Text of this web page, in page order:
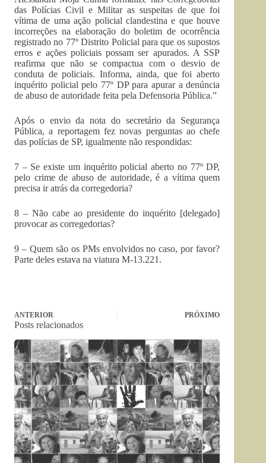
das Polícias Civil e Militar as suspeitas de que foi
vítima de uma ação policial clandestina e que houve
incorreções na elaboração do boletim de ocorrência
registrado no 77º Distrito Policial para que os supostos
erros e ações policiais possam ser apurados. A SSP
reafirma que não se compactua com o desvio de
conduta de policiais. Informa, ainda, que foi aberto
inquérito policial pelo 77º DP para apurar a denúncia
de abuso de autoridade feita pela Defensoria Pública.”
Após o envio da nota do secretário da Segurança
Pública, a reportagem fez novas perguntas ao chefe
das polícias de SP, igualmente não respondidas:
7 – Se existe um inquérito policial aberto no 77º DP,
pelo crime de abuso de autoridade, é a vítima quem
precisa ir atrás da corregedoria?
8 – Não cabe ao presidente do inquérito [delegado]
provocar as corregedorias?
9 – Quem são os PMs envolvidos no caso, por favor?
Parte deles estava na viatura M-13.221.
ANTERIOR PRÓXIMO
Posts relacionados